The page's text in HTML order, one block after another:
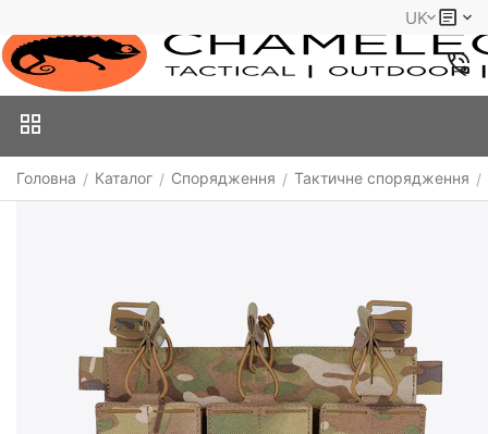
UK
Головна / Каталог / Спорядження / Тактичне спорядження /